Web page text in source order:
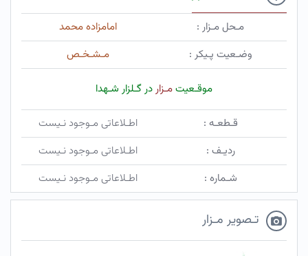
مـحل مـزار :
امامزاده محمد
وضـعیت پـیکر :
مـشـخـص
موقـعیتمـزاردر گـلزار شـهدا
قـطعـه :
اطـلاعاتی مـوجود نـیست
ردیـف :
اطـلاعاتی مـوجود نـیست
شـماره :
اطـلاعاتی مـوجود نـیست
تـصویر مـزار